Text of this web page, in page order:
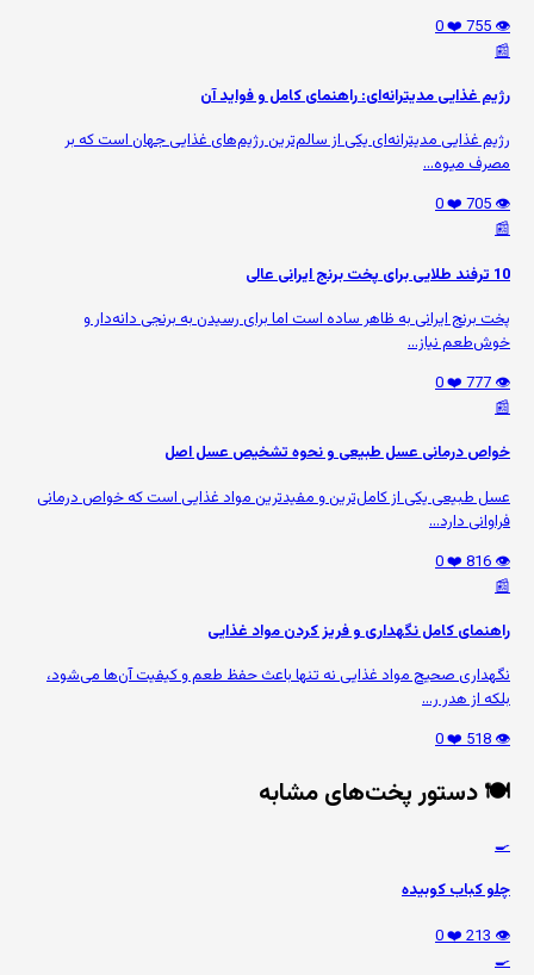
👁️ 755
❤️ 0
📰
رژیم غذایی مدیترانه‌ای: راهنمای کامل و فواید آن
رژیم غذایی مدیترانه‌ای یکی از سالم‌ترین رژیم‌های غذایی جهان است که بر
مصرف میوه‌...
👁️ 705
❤️ 0
📰
10 ترفند طلایی برای پخت برنج ایرانی عالی
پخت برنج ایرانی به ظاهر ساده است اما برای رسیدن به برنجی دانه‌دار و
خوش‌طعم نیاز...
👁️ 777
❤️ 0
📰
خواص درمانی عسل طبیعی و نحوه تشخیص عسل اصل
عسل طبیعی یکی از کامل‌ترین و مفیدترین مواد غذایی است که خواص درمانی
فراوانی دارد...
👁️ 816
❤️ 0
📰
راهنمای کامل نگهداری و فریز کردن مواد غذایی
نگهداری صحیح مواد غذایی نه تنها باعث حفظ طعم و کیفیت آن‌ها می‌شود،
بلکه از هدر ر...
👁️ 518
❤️ 0
🍽️ دستور پخت‌های مشابه
🍳
چلو کباب کوبیده
👁️ 213
❤️ 0
🍳